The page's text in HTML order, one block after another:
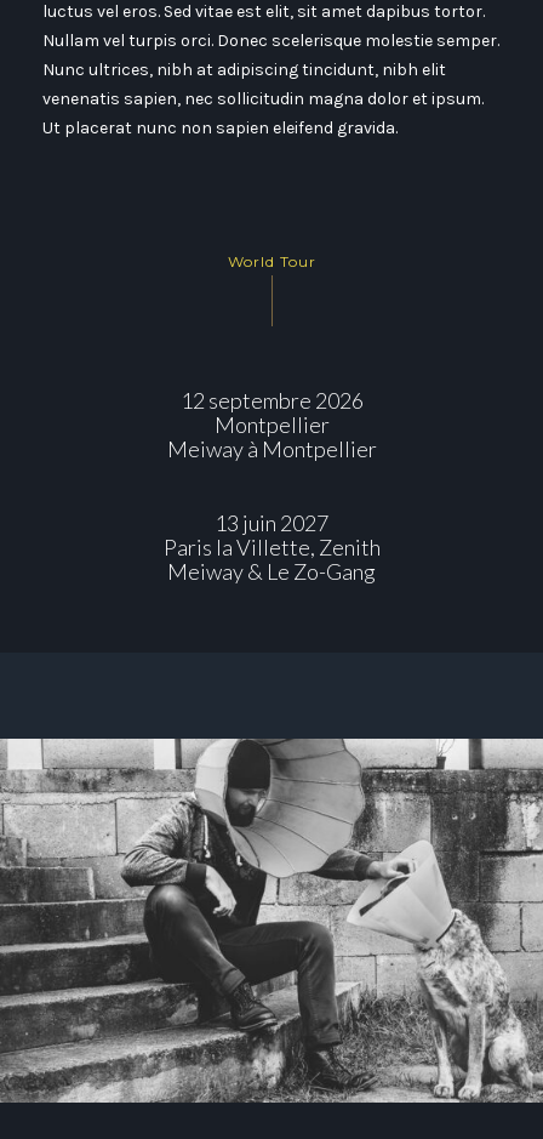
luctus vel eros. Sed vitae est elit, sit amet dapibus tortor.
Nullam vel turpis orci. Donec scelerisque molestie semper.
Nunc ultrices, nibh at adipiscing tincidunt, nibh elit
venenatis sapien, nec sollicitudin magna dolor et ipsum.
Ut placerat nunc non sapien eleifend gravida.
World Tour
12 septembre 2026
Montpellier
Meiway à Montpellier
13 juin 2027
Paris la Villette, Zenith
Meiway & Le Zo-Gang